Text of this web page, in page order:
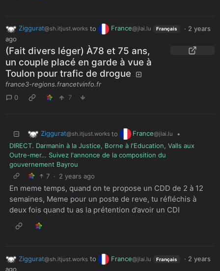
Ziggurat@sh.itjust.worksto France@jlai.lu Français · 2 years
ago
(Fait divers léger) À78 et 75 ans,
un couple placé en garde à vue à
Toulon pour trafic de drogue
france3-regions.francetvinfo.fr
0
7
Ziggurat@sh.itjust.works to France@jlai.lu
•
DIRECT. Darmanin à la Justice, Borne à l'Education, Valls aux
Outre-mer… Suivez l'annonce de la composition du
gouvernement Bayrou
7 · 2 years ago
En meme temps, quand on te propose un CDD de 2 à 12
semaines, Meme pour un poste de reve, tu réfléchis à
deux fois quand tu as la prétention d’avoir un CDI
Ziggurat@sh.itjust.worksto France@jlai.lu Français · 2 years
ago